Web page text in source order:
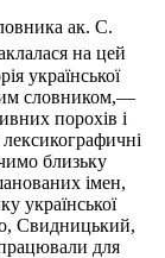
ак. С.
на цей
української
словником,—
порохів і
близьку
імен,
української
Свидницький,
для